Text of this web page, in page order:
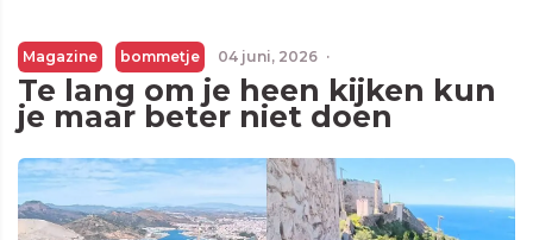
Magazine bommetje 04 juni, 2026 ·
Te lang om je heen kijken kun
je maar beter niet doen